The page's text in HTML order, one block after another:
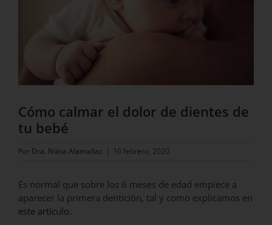
Urgencias dentales
Cómo calmar el dolor de dientes de
tu bebé
Por Dra. Núria Alamañac | 10 febrero, 2020
Es normal que sobre los 6 meses de edad empiece a
aparecer la primera dentición, tal y como explicamos en
este artículo.